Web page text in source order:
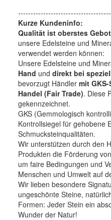
Kurze Kundeninfo:
Qualität ist oberstes
unsere Edelsteine und
verwendet werden können:
Unsere Edelsteine und
Hand und direkt bei
bevorzugt Händler mit GKS-
Handel (Fair Trade). Diese
gekennzeichnet.
GKS (Gemmologisch
Kontrollsiegel für gehobene
Schmucksteinqualitäten.
Wir unterstützen durch den
Produkten die Förderung
um faire Bedingungen und
Menschen und Umwelt auf
Wir lieben besondere
ungeschönte Steine,
Formen: Jeder Stein ein
Wunder der Natur!